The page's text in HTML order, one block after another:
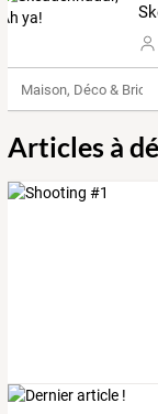
Maison, Déco &
Articles à